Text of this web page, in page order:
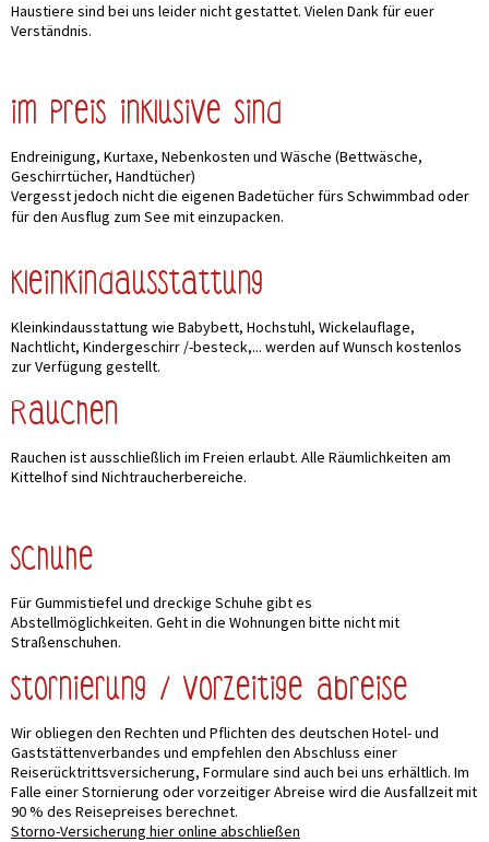
Haustiere sind bei uns leider nicht gestattet. Vielen Dank für euer
Verständnis.
Im Preis inklusive sind
Endreinigung, Kurtaxe, Nebenkosten und Wäsche (Bettwäsche,
Geschirrtücher, Handtücher)
Vergesst jedoch nicht die eigenen Badetücher fürs Schwimmbad oder
für den Ausflug zum See mit einzupacken.
Kleinkindausstattung
Kleinkindausstattung wie Babybett, Hochstuhl, Wickelauflage,
Nachtlicht, Kindergeschirr /-besteck,... werden auf Wunsch kostenlos
zur Verfügung gestellt.
Rauchen
Rauchen ist ausschließlich im Freien erlaubt. Alle Räumlichkeiten am
Kittelhof sind Nichtraucherbereiche.
Schuhe
Für Gummistiefel und dreckige Schuhe gibt es
Abstellmöglichkeiten. Geht in die Wohnungen bitte nicht mit
Straßenschuhen.
Stornierung / vorzeitige Abreise
Wir obliegen den Rechten und Pflichten des deutschen Hotel- und
Gaststättenverbandes und empfehlen den Abschluss einer
Reiserücktrittsversicherung, Formulare sind auch bei uns erhältlich. Im
Falle einer Stornierung oder vorzeitiger Abreise wird die Ausfallzeit mit
90 % des Reisepreises berechnet.
Storno-Versicherung hier online abschließen